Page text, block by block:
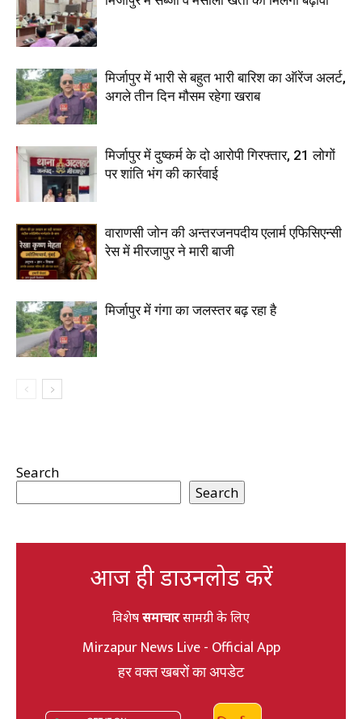
मिर्जापुर में भारी से बहुत भारी बारिश का ऑरेंज अलर्ट,
अगले तीन दिन मौसम रहेगा खराब
मिर्जापुर में दुष्कर्म के दो आरोपी गिरफ्तार, 21 लोगों
पर शांति भंग की कार्रवाई
वाराणसी जोन की अन्तरजनपदीय एलार्म एफिसिएन्सी
रेस में मीरजापुर ने मारी बाजी
मिर्जापुर में गंगा का जलस्तर बढ़ रहा है
Search
Search
आज ही डाउनलोड करें
विशेषसमाचारसामग्री के लिए
Mirzapur News Live - Official App
हर वक्त खबरों का अपडेट